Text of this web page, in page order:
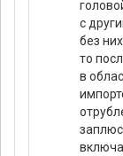
с
без
то
в